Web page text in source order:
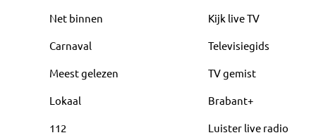
Net binnen
Carnaval
Meest gelezen
Lokaal
112
Kijk live TV
Televisiegids
TV gemist
Brabant+
Luister live radio